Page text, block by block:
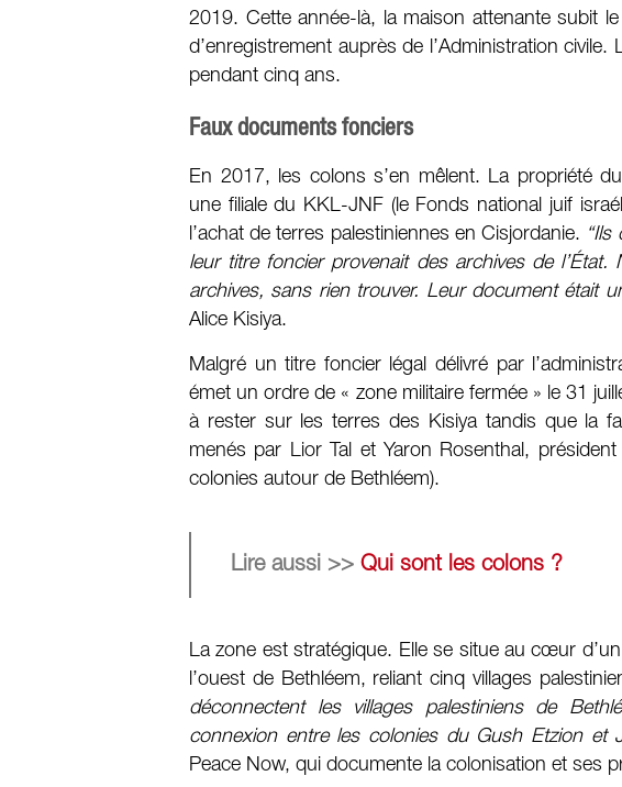
2019. Cette année-là, la maison attenante subit
d’enregistrement auprès de l’Administration
pendant cinq ans.
Faux documents fonciers
En 2017, les colons s’en mêlent. La propriété
une filiale du KKL-JNF (le Fonds national juif
l’achat de terres palestiniennes en Cisjordanie. “Ils
leur titre foncier provenait des archives de
archives, sans rien trouver. Leur document était
Alice Kisiya.
Malgré un titre foncier légal délivré par
émet un ordre de « zone militaire fermée » le 31
à rester sur les terres des Kisiya tandis que la
menés par Lior Tal et Yaron Rosenthal,
colonies autour de Bethléem).
Lire aussi >> Qui sont les colons ?
La zone est stratégique. Elle se situe au cœur
l’ouest de Bethléem, reliant cinq villages
déconnectent les villages palestiniens de
connexion entre les colonies du Gush Etzion et
Peace Now, qui documente la colonisation et ses